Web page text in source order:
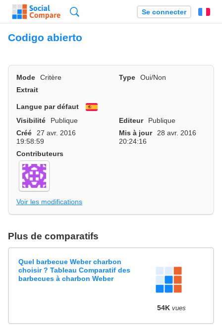
Se connecter
Codigo abierto
Mode Critère Type
Oui/Non
Extrait
Langue par défaut
Español
Visibilité
Publique Editeur
Publique
Créé
27 avr. 2016
19:58:59
Mis à jour
28 avr. 2016
20:24:16
Contributeurs
Voir les modifications
Plus de comparatifs
Quel barbecue Weber charbon
choisir ? Tableau Comparatif des
barbecues à charbon Weber
54K vues